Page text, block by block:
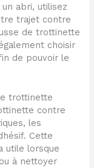
abri, utilisez
trajet contre
de trottinette
choisir
de pouvoir le
trottinette
contre
les
Cette
utile lorsque
à nettoyer